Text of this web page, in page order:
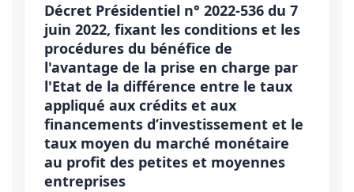
Décret Présidentiel n° 2022-536 du 7
juin 2022, fixant les conditions et les
procédures du bénéfice de
l'avantage de la prise en charge par
l'Etat de la différence entre le taux
appliqué aux crédits et aux
financements d’investissement et le
taux moyen du marché monétaire
au profit des petites et moyennes
entreprises